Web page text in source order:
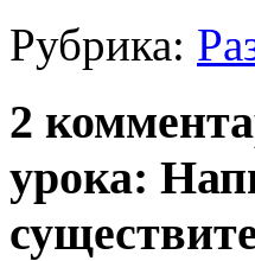
Рубрика:
2
урока: